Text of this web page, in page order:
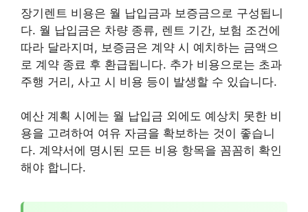
장기렌트 비용은 월 납입금과 보증금으로 구성됩니
다. 월 납입금은 차량 종류, 렌트 기간, 보험 조건에
따라 달라지며, 보증금은 계약 시 예치하는 금액으
로 계약 종료 후 환급됩니다. 추가 비용으로는 초과
주행 거리, 사고 시 비용 등이 발생할 수 있습니다.
예산 계획 시에는 월 납입금 외에도 예상치 못한 비
용을 고려하여 여유 자금을 확보하는 것이 좋습니
다. 계약서에 명시된 모든 비용 항목을 꼼꼼히 확인
해야 합니다.